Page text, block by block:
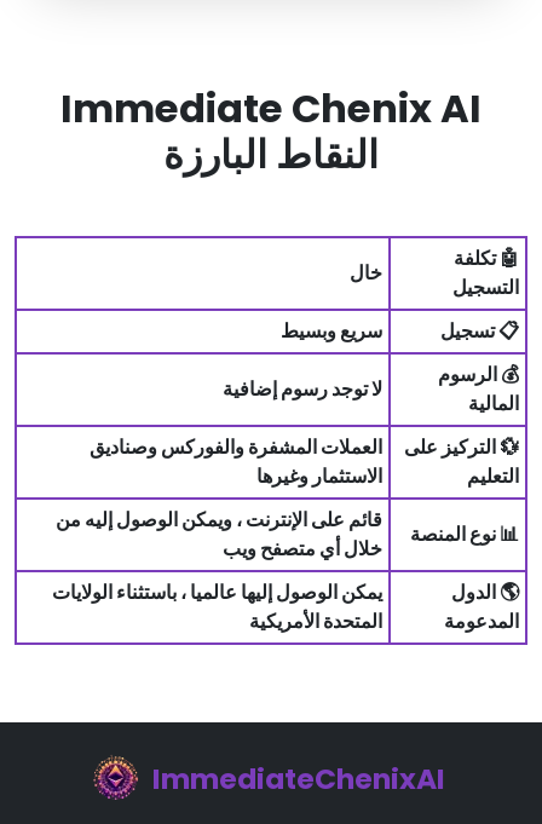
Immediate Chenix AI
النقاط البارزة
🤖 تكلفة
التسجيل
خال
📋 تسجيل
سريع وبسيط
💰 الرسوم
المالية
لا توجد رسوم إضافية
💱 التركيز على
التعليم
العملات المشفرة والفوركس وصناديق
الاستثمار وغيرها
📊 نوع المنصة
قائم على الإنترنت ، ويمكن الوصول إليه من
خلال أي متصفح ويب
🌎 الدول
المدعومة
يمكن الوصول إليها عالميا ، باستثناء الولايات
المتحدة الأمريكية
ImmediateChenixAI